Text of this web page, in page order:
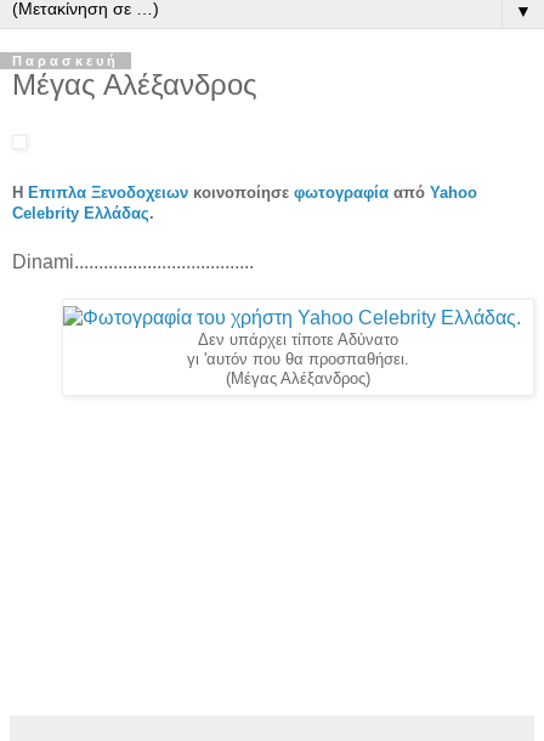
▼
Παρασκευή
Μέγας Αλέξανδρος
Η Επιπλα Ξενοδοχειων κοινοποίησε φωτογραφία από Yahoo
Celebrity Ελλάδας.
Dinami.....................................
Δεν υπάρχει τίποτε Αδύνατο
γι 'αυτόν που θα προσπαθήσει.
(Μέγας Αλέξανδρος)